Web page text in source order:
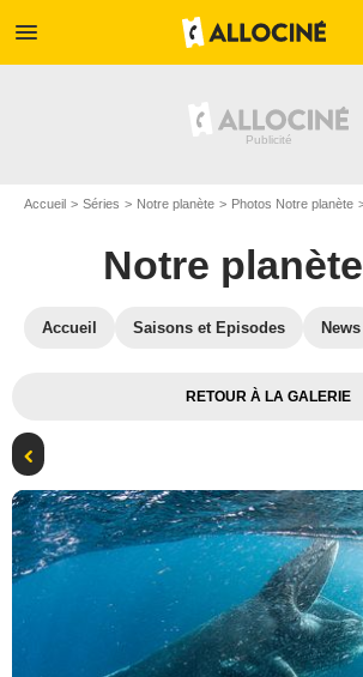
menu
Accueil Séries Notre planète Photos Notre planète
Notre planète
Accueil Saisons et Episodes News
RETOUR À LA GALERIE